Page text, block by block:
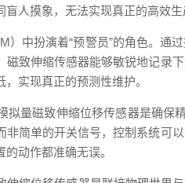
人摸象，无法实现真正的高效生
）中扮演着“预警员”的角色。
致伸缩传感器能够敏锐地记录
实现真正的预测性维护。
拟量磁致伸缩位移传感器是确
简单的开关信号，控制系统可
动作都准确无误。